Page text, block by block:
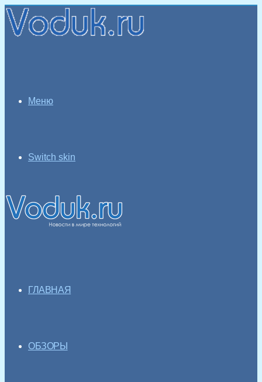
Меню
Switch skin
ГЛАВНАЯ
ОБЗОРЫ